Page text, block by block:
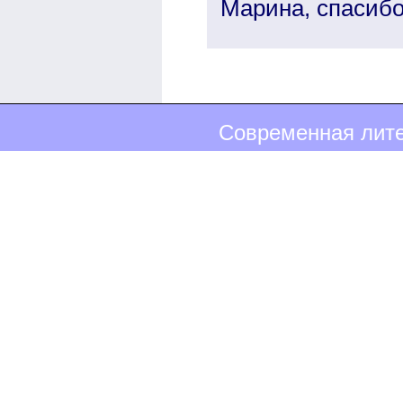
Марина,
Современная